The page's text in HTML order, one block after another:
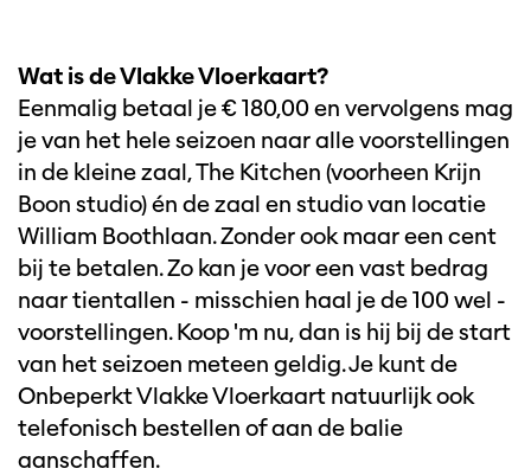
Wat is de Vlakke Vloerkaart?
Eenmalig betaal je € 180,00 en vervolgens mag
je van het hele seizoen naar alle voorstellingen
in de kleine zaal, The Kitchen (voorheen Krijn
Boon studio) én de zaal en studio van locatie
William Boothlaan. Zonder ook maar een cent
bij te betalen. Zo kan je voor een vast bedrag
naar tientallen - misschien haal je de 100 wel -
voorstellingen. Koop 'm nu, dan is hij bij de start
van het seizoen meteen geldig. Je kunt de
Onbeperkt Vlakke Vloerkaart natuurlijk ook
telefonisch bestellen of aan de balie
aanschaffen.